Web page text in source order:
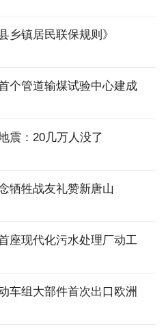
乡镇居民联保规则》
个管道输煤试验中心建成
震：20几万人没了
牺牲战友礼赞新唐山
座现代化污水处理厂动工
车组大部件首次出口欧洲